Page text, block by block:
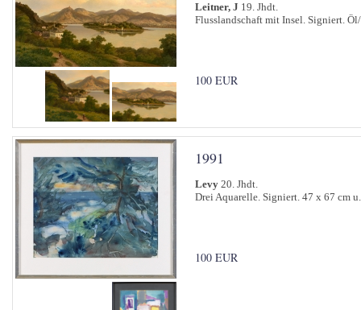
Leitner, J 19. Jhdt.
Flusslandschaft mit Insel. Signiert.
100 EUR
1991
Levy 20. Jhdt.
Drei Aquarelle. Signiert. 47 x 67 cm
100 EUR